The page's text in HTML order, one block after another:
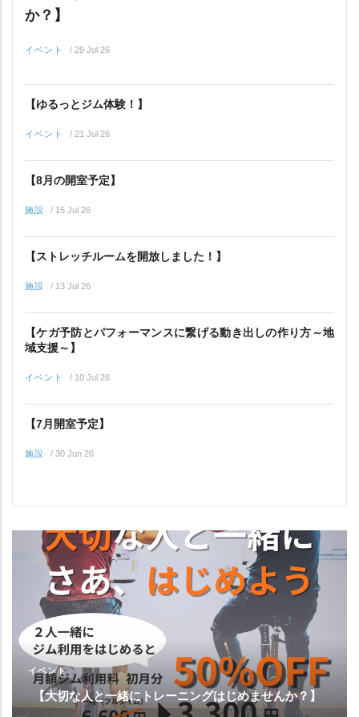
か？】
イベント / 29 Jul 26
【ゆるっとジム体験！】
イベント / 21 Jul 26
【8月の開室予定】
施設 / 15 Jul 26
【ストレッチルームを開放しました！】
施設 / 13 Jul 26
【ケガ予防とパフォーマンスに繋げる動き出しの作り方～地
域支援～】
イベント / 10 Jul 26
【7月開室予定】
施設 / 30 Jun 26
イベント
【大切な人と一緒にトレーニングはじめませんか？】